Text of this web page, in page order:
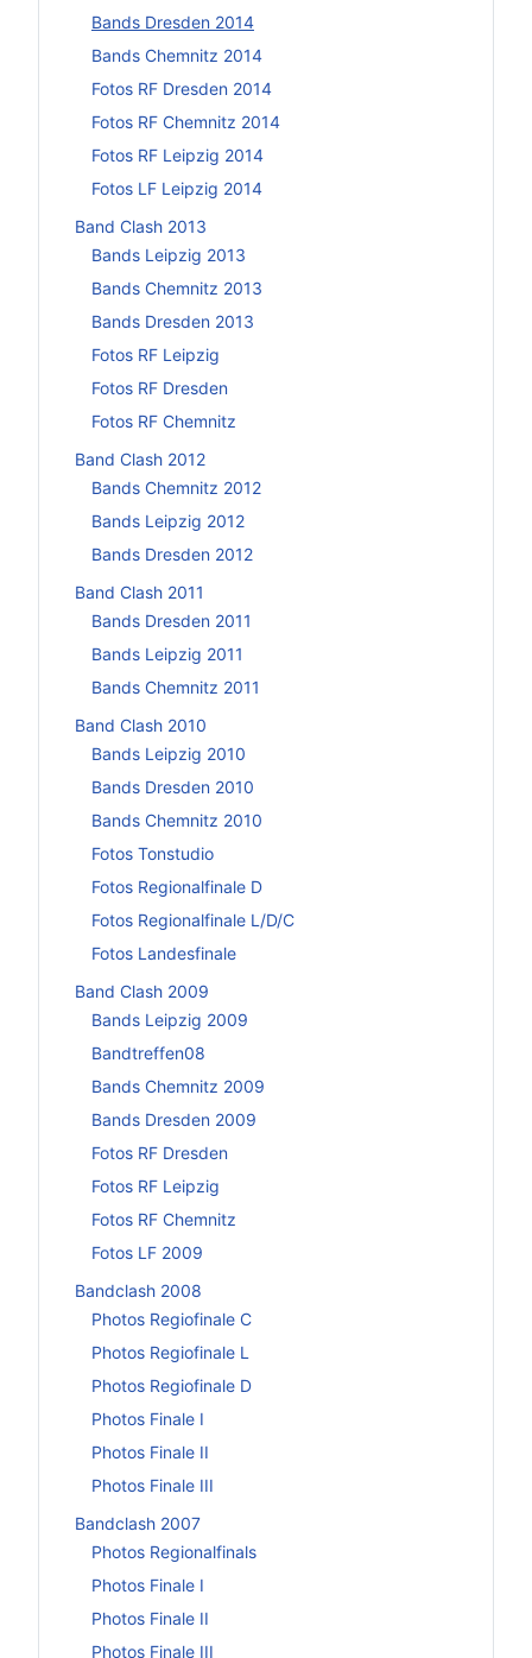
Bands Dresden 2014
Bands Chemnitz 2014
Fotos RF Dresden 2014
Fotos RF Chemnitz 2014
Fotos RF Leipzig 2014
Fotos LF Leipzig 2014
Band Clash 2013
Bands Leipzig 2013
Bands Chemnitz 2013
Bands Dresden 2013
Fotos RF Leipzig
Fotos RF Dresden
Fotos RF Chemnitz
Band Clash 2012
Bands Chemnitz 2012
Bands Leipzig 2012
Bands Dresden 2012
Band Clash 2011
Bands Dresden 2011
Bands Leipzig 2011
Bands Chemnitz 2011
Band Clash 2010
Bands Leipzig 2010
Bands Dresden 2010
Bands Chemnitz 2010
Fotos Tonstudio
Fotos Regionalfinale D
Fotos Regionalfinale L/D/C
Fotos Landesfinale
Band Clash 2009
Bands Leipzig 2009
Bandtreffen08
Bands Chemnitz 2009
Bands Dresden 2009
Fotos RF Dresden
Fotos RF Leipzig
Fotos RF Chemnitz
Fotos LF 2009
Bandclash 2008
Photos Regiofinale C
Photos Regiofinale L
Photos Regiofinale D
Photos Finale I
Photos Finale II
Photos Finale III
Bandclash 2007
Photos Regionalfinals
Photos Finale I
Photos Finale II
Photos Finale III